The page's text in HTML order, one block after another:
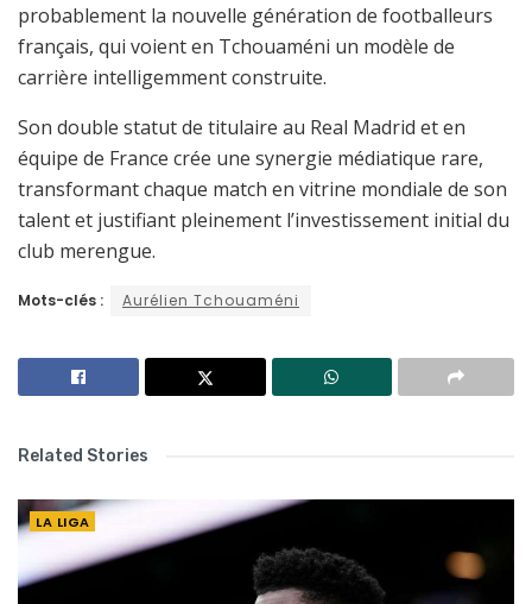
probablement la nouvelle génération de footballeurs
français, qui voient en Tchouaméni un modèle de
carrière intelligemment construite.
Son double statut de titulaire au Real Madrid et en
équipe de France crée une synergie médiatique rare,
transformant chaque match en vitrine mondiale de son
talent et justifiant pleinement l’investissement initial du
club merengue.
Mots-clés : Aurélien Tchouaméni
Related Stories
LA LIGA